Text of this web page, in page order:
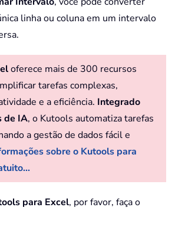
linha ou coluna em um intervalo
oferece mais de 300 recursos
tarefas complexas,
e a eficiência. Integrado
de IA, o Kutools automatiza tarefas
a gestão de dados fácil e
sobre o Kutools para
para Excel, por favor, faça o